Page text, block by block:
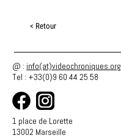
< Retour
@ : info(at)videochroniques.org
Tel : +33(0)9 60 44 25 58
1 place de Lorette
13002 Marseille